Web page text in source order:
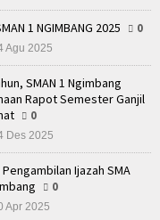
1 NGIMBANG 2025 0
Agu 2025
SMAN 1 Ngimbang
Rapot Semester Ganjil
0
Des 2025
Ijazah SMA
0
Apr 2025